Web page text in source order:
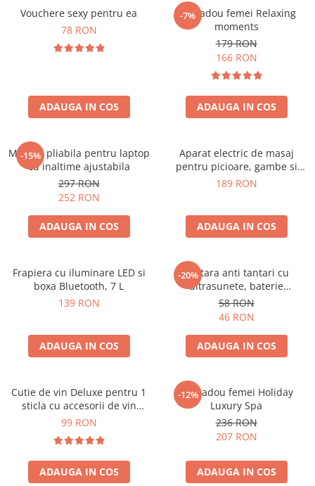
Vouchere sexy pentru ea
78 RON
ADAUGA IN COS
-7%
Set cadou femei Relaxing
moments
179 RON
166 RON
ADAUGA IN COS
-15%
Masuta pliabila pentru laptop
cu inaltime ajustabila
297 RON
252 RON
ADAUGA IN COS
Aparat electric de masaj
pentru picioare, gambe si
brate
189 RON
ADAUGA IN COS
Frapiera cu iluminare LED si
boxa Bluetooth, 7 L
139 RON
ADAUGA IN COS
-20%
Bratara anti tantari cu
ultrasunete, baterie
reincarcabila 90mAh
58 RON
46 RON
ADAUGA IN COS
Cutie de vin Deluxe pentru 1
sticla cu accesorii de vin
incluse piele ecologica de
99 RON
ADAUGA IN COS
-12%
Set cadou femei Holiday
Luxury Spa
236 RON
207 RON
ADAUGA IN COS